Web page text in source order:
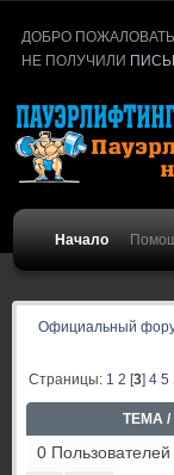
ДОБРО
НЕ ПОЛУЧИЛИ
Начало
Официальный
Страницы: 1 2 [3]4 5
ТЕМА /
0